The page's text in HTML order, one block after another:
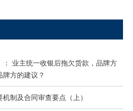
： 业主统一收银后拖欠货款，品牌方
方的建议？
制及合同审查要点（上）